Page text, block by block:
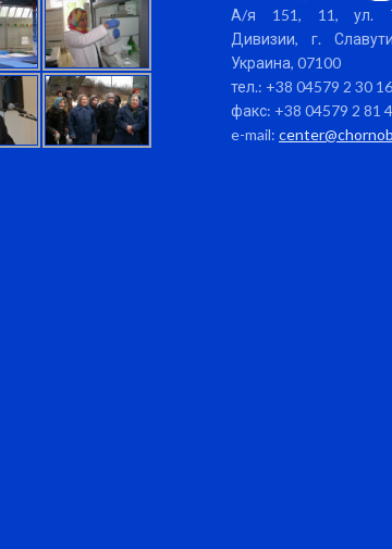
А/я 151, 11, ул.
Дивизии, г.
Украина, 07100
тел.: +38 04579 2 30 16
факс: +38 04579 2 81
e-mail: